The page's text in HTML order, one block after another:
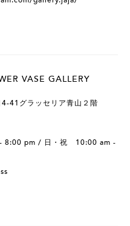
VASE GALLERY
41グラッセリア青山２階
8:00 pm / 日・祝 10:00 am -